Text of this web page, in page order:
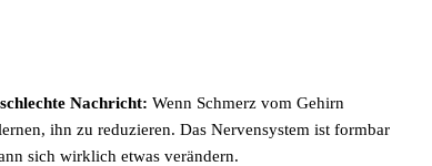
Nachricht: Wenn Schmerz vom Gehirn
ihn zu reduzieren. Das Nervensystem ist formbar
sich wirklich etwas verändern.